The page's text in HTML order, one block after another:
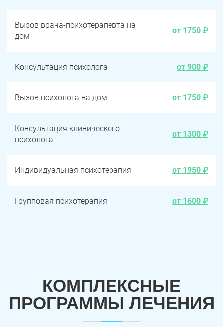
Вызов врача-психотерапевта на
дом
от 1750 ₽
Консультация психолога от 900 ₽
Вызов психолога на дом от 1750 ₽
Консультация клинического
психолога
от 1300 ₽
Индивидуальная психотерапия от 1950 ₽
Групповая психотерапия от 1600 ₽
КОМПЛЕКСНЫЕ
ПРОГРАММЫ ЛЕЧЕНИЯ